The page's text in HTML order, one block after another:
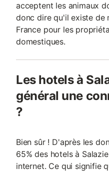
acceptent les animaux
donc dire qu'il existe de
France pour les
domestiques.
Les hotels à
général une
?
Bien sûr ! D'après les
65% des hotels à
internet. Ce qui signifie